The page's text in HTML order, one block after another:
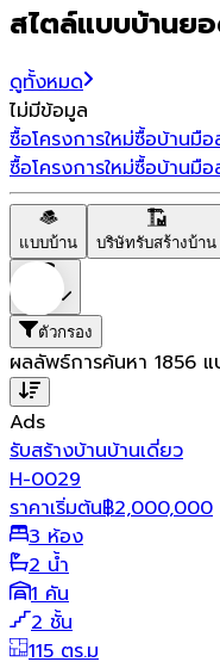
สไตล์แบบบ้านย
ดูทั้งหมด
ไม่มีข้อมูล
ซื้อโครงการใหม่ซื้อบ้านมื
ซื้อโครงการใหม่ซื้อบ้านมื
แบบบ้าน บริษัทรับสร้างบ้าน
ตัวกรอง
ผลลัพธ์การค้นหา 1856
Ads
รับสร้างบ้านบ้านเดี่ยว
H-0029
ราคาเริ่มต้น฿2,000,000
3 ห้อง
2 น้ำ
1 คัน
2 ชั้น
115 ตร.ม